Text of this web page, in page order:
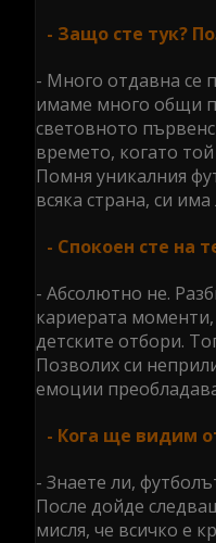
- Защо сте тук?
- Много отдавна се
имаме много общи
световното
времето, когато
Помня уникалния
всяка страна, си
- Спокоен сте на
- Абсолютно не.
кариерата
детските отбори.
Позволих си
емоции
- Кога ще видим
- Знаете ли,
После дойде
мисля, че всичко е